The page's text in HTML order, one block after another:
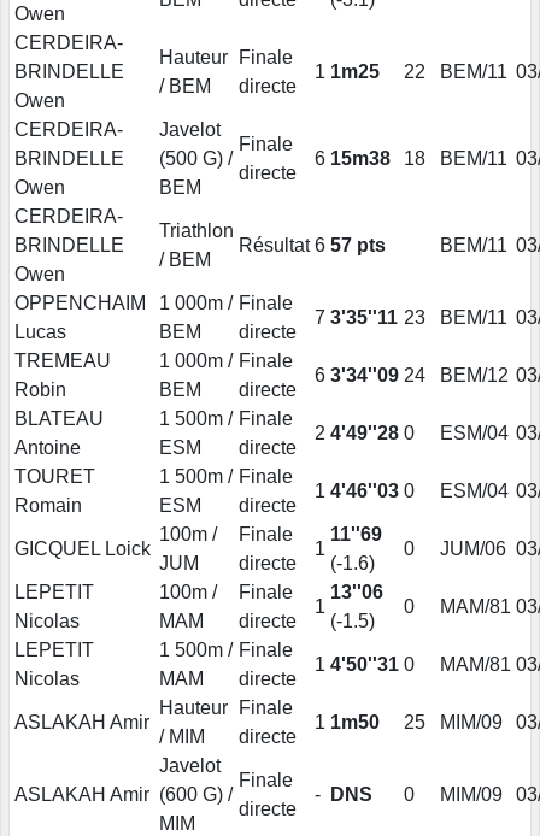
Owen
CERDEIRA-
BRINDELLE
Owen
Hauteur
/ BEM
Finale
directe
1 1m25 22 BEM/11
CERDEIRA-
BRINDELLE
Owen
Javelot
(500 G) /
BEM
Finale
directe
6 15m38 18 BEM/11
CERDEIRA-
BRINDELLE
Owen
Triathlon
/ BEM
Résultat 6 57 pts BEM/11
OPPENCHAIM
Lucas
1 000m /
BEM
Finale
directe
7 3'35''11 23 BEM/11
TREMEAU
Robin
1 000m /
BEM
Finale
directe
6 3'34''09 24 BEM/12
BLATEAU
Antoine
1 500m /
ESM
Finale
directe
2 4'49''28 0 ESM/04
TOURET
Romain
1 500m /
ESM
Finale
directe
1 4'46''03 0 ESM/04
GICQUEL Loick
100m /
JUM
Finale
directe
1
11''69
(-1.6)
0 JUM/06
LEPETIT
Nicolas
100m /
MAM
Finale
directe
1
13''06
(-1.5)
0 MAM/81
LEPETIT
Nicolas
1 500m /
MAM
Finale
directe
1 4'50''31 0 MAM/81
ASLAKAH Amir
Hauteur
/ MIM
Finale
directe
1 1m50 25 MIM/09
ASLAKAH Amir
Javelot
(600 G) /
MIM
Finale
directe
- DNS 0 MIM/09